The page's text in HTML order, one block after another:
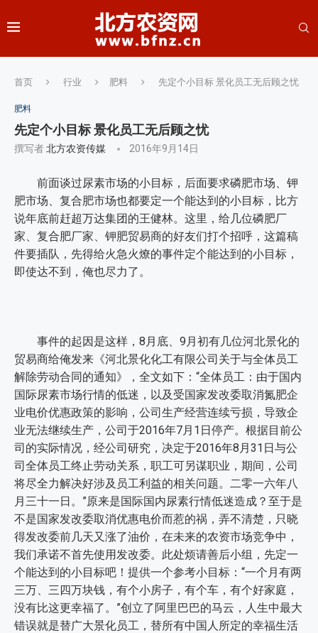
首页 行业 肥料 先定个小目标 景化员工无后顾之忧
肥料
先定个小目标 景化员工无后顾之忧
撰写者北方农资传媒 2016年9月14日
前面谈过尿素市场的小目标，后面要求磷肥市场、钾
肥市场、复合肥市场也都要定一个能达到的小目标，比方
说年底前赶超万达集团的王健林。这里，给几位磷肥厂
家、复合肥厂家、钾肥贸易商的好友们打个招呼，这篇稿
件要插队，先得给火急火燎的事件定个能达到的小目标，
即使达不到，俺也尽力了。
事件的起因是这样，8月底、9月初有几位河北景化的
贸易商给俺发来《河北景化化工有限公司关于与全体员工
解除劳动合同的通知》，全文如下：“全体员工：由于国内
国际尿素市场行情的低迷，以及受国家发改委取消氮肥企
业电价优惠政策的影响，公司生产经营连续亏损，导致企
业无法继续生产，公司于2016年7月1日停产。根据目前公
司的实际情况，经公司研究，决定于2016年8月31日与公
司全体员工终止劳动关系，职工可另谋职业，期间，公司
将尽全力解决好涉及员工利益的相关问题。二零一六年八
月三十一日。”原来是国际国内尿素行情低迷造成？至于是
不是国家发改委取消优惠电价而惹的祸，弄不清楚，只晓
得发改委前几天又涨了油价，在未来的农资市场竞争中，
我们承诺不首先使用发改委。此处烦请善后小组，先定一
个能达到的小目标吧！提供一个参考小目标：“一个月有两
三万、三四万块钱，有个小房子，有个车，有个好家庭，
没有比这更幸福了。”创立了阿里巴巴的马云，人生中最大
错误就是替广大景化员工，替所有中国人所定的幸福生活